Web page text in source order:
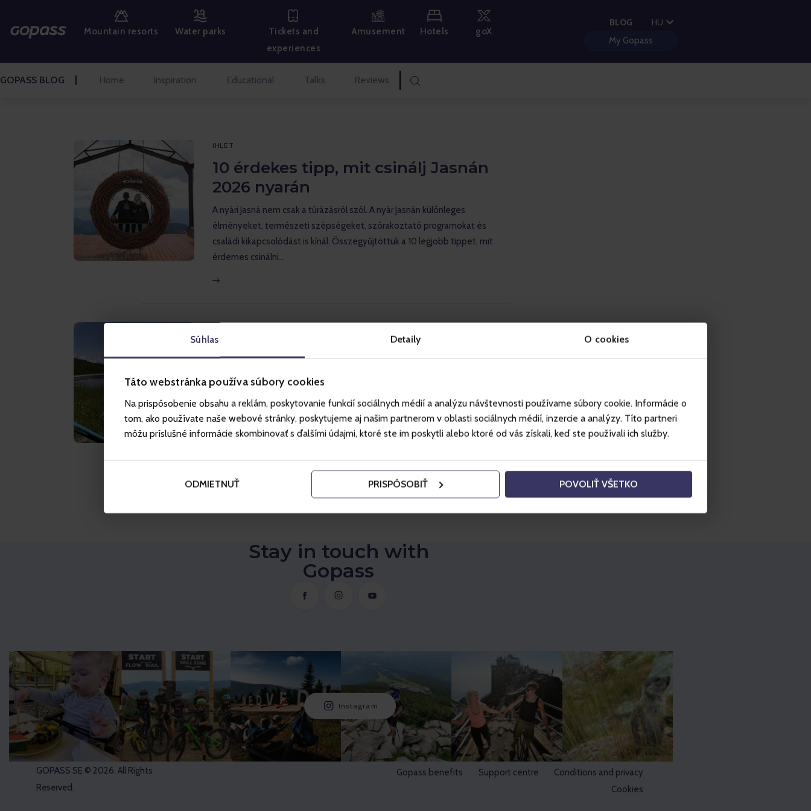
Súhlas Detaily O cookies
Táto webstránka používa súbory cookies
Na prispôsobenie obsahu a reklám, poskytovanie funkcií sociálnych médií a analýzu návštevnosti používame súbory cookie. Informácie o
tom, ako používate naše webové stránky, poskytujeme aj našim partnerom v oblasti sociálnych médií, inzercie a analýzy. Títo partneri
môžu príslušné informácie skombinovať s ďalšími údajmi, ktoré ste im poskytli alebo ktoré od vás získali, keď ste používali ich služby.
ODMIETNUŤ PRISPÔSOBIŤ POVOLIŤ VŠETKO
Mountain resorts Water parks
Tickets and
experiences
Amusement Hotels goX
BLOG HU
PL
My Gopass
GOPASS BLOG Home Inspiration Educational Talks Reviews
HEGYI ÜDÜLŐKÖZPONTOK
GOLF
BLOG KEZDŐLAPJA
IHLET
10 érdekes tipp, mit csinálj Jasnán
2026 nyarán
A nyári Jasná nem csak a túrázásról szól. A nyár Jasnán különleges
élményeket, természeti szépségeket, szórakoztató programokat és
családi kikapcsolódást is kínál. Összegyűjtöttük a 10 legjobb tippet, mit
érdemes csinálni…
A legszebb kerékpárutak Jasnán:
szerelmeseinek is tökéletes úti cél. Az Alacsony Tátra szívében változatos
kerékpárutak várják a látogatókat: festői panorámák, friss hegyi levegő és
útvonalak kezdőknek és tapasztalt bringásoknak egyaránt.
egy aktív nyári bringás kikapcsolódáshoz Jasnán. Zadné vody – Vrbické…
Stay in touch with
Gopass
Instagram
GOPASS SE © 2026. All Rights
Reserved.
Gopass benefits Support centre
Conditions and privacy
Cookies